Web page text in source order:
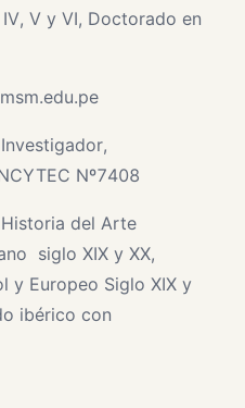
V y VI, Doctorado en
Nº7408
Historia del Arte
siglo XIX y XX,
y Europeo Siglo XIX y
ibérico con